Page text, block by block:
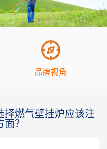
品牌视角
择燃气壁挂炉应该注
？